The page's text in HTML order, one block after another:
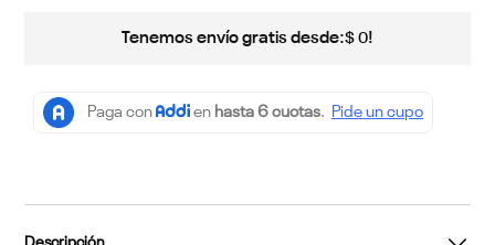
Tenemos envío gratis desde:$ 0!